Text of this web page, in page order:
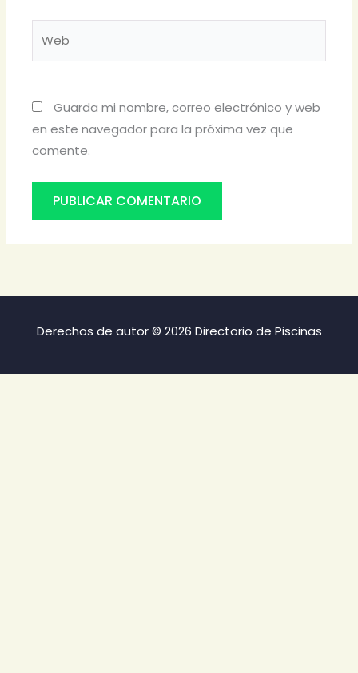
Guarda mi nombre, correo electrónico y web
en este navegador para la próxima vez que
comente.
Derechos de autor © 2026 Directorio de Piscinas